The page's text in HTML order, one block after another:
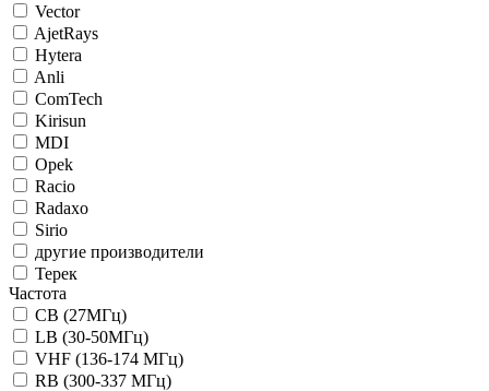
Vector
AjetRays
Hytera
Anli
ComTech
Kirisun
MDI
Opek
Racio
Radaxo
Sirio
другие производители
Терек
Частота
CB (27МГц)
LB (30-50МГц)
VHF (136-174 МГц)
RB (300-337 МГц)